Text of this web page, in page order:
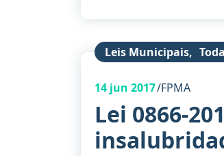
Leis Municipais,
14 jun 2017 FPMA
Lei 0866-